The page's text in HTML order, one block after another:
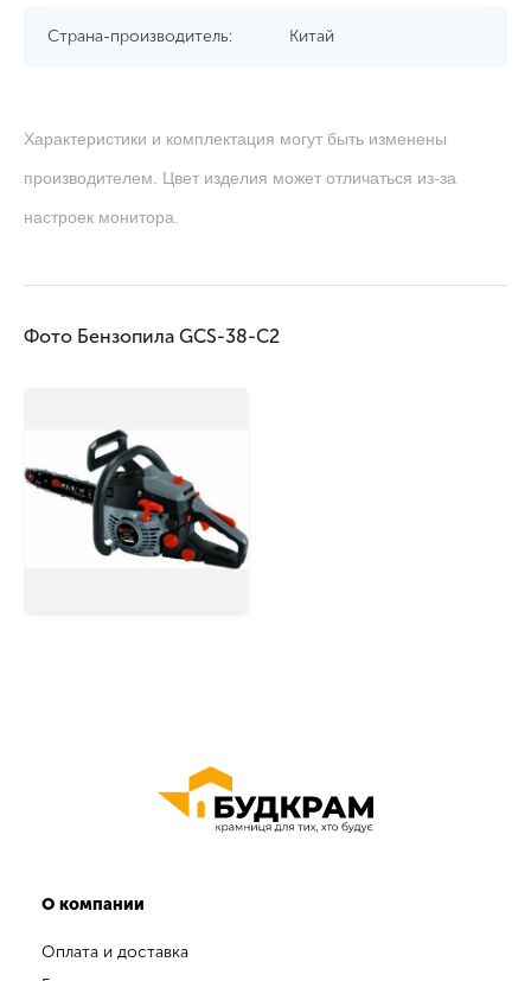
Страна-производитель: Китай
Характеристики и комплектация могут быть изменены
производителем. Цвет изделия может отличаться из-за
настроек монитора.
Фото Бензопила GCS-38-C2
О компании
Оплата и доставка